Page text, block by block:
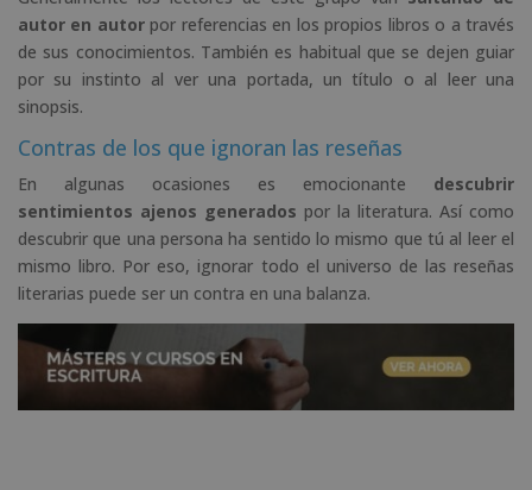
autor en autorpor referencias en los propios libros o a través
de sus conocimientos. También es habitual que se dejen guiar
por su instinto al ver una portada, un título o al leer una
sinopsis.
Contras de los que ignoran las reseñas
En algunas ocasiones es emocionante descubrir
sentimientos ajenos generados por la literatura. Así como
descubrir que una persona ha sentido lo mismo que tú al leer el
mismo libro. Por eso, ignorar todo el universo de las reseñas
literarias puede ser un contra en una balanza.